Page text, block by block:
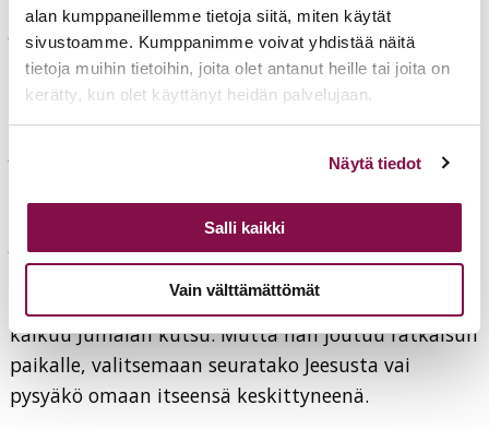
alan kumppaneillemme tietoja siitä, miten käytät
sivustoamme. Kumppanimme voivat yhdistää näitä
tietoja muihin tietoihin, joita olet antanut heille tai joita on
kerätty, kun olet käyttänyt heidän palvelujaan.
linkistä.
Näytä tiedot
Salli kaikki
Vain välttämättömät
Joka kuulee Jeesuksen puheen Jumalan puheena,
sitä Jumala vetää luokseen. Joka tunnistaa, että
häntä Jumala kutsuu, uskoo jo häneen. Jota Jumala
kutsuu Jeesuksessa, siinä herää usko nimenomaan
Jeesukseen. Paradoksi aukeaa tältä kohtaa: Jumala
itse synnyttää uskon antaessaan kuulla sanaansa.
Sanan hylkääminen koituu ihmiselle tuomioksi.
Jumalan kutsu vetää ja vapauttaa omalla
voimallaan. Evankeliumin kertomuksessakin se,
joka näkee Jeesuksen teot Jumalan tekoina, sille
kaikuu Jumalan kutsu. Mutta hän joutuu ratkaisun
paikalle, valitsemaan seuratako Jeesusta vai
pysyäkö omaan itseensä keskittyneenä.